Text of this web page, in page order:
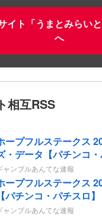
イト「うまとみらい
へ
相互RSS
ープフルステークス
・データ【パチンコ・
ャンブルあんてな速報
ープフルステークス
【パチンコ・パチスロ】
ャンブルあんてな速報